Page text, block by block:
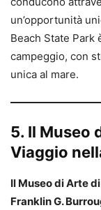
un’opportunità
Beach State Park
campeggio, con
unica al mare.
5. Il Museo
Viaggio
Il Museo di Arte
Franklin G.